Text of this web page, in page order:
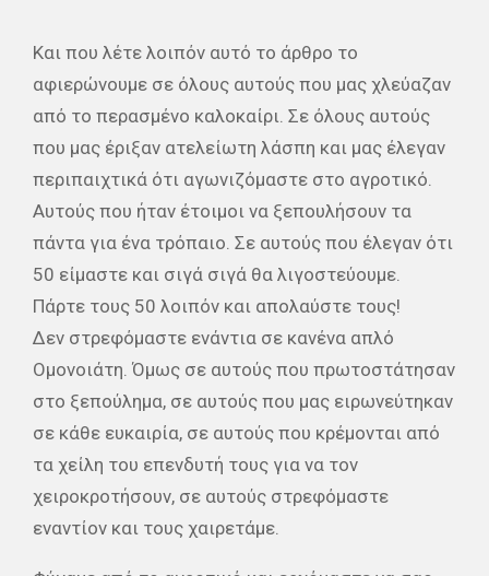
Και που λέτε λοιπόν αυτό το άρθρο το
αφιερώνουμε σε όλους αυτούς που μας χλεύαζαν
από το περασμένο καλοκαίρι. Σε όλους αυτούς
που μας έριξαν ατελείωτη λάσπη και μας έλεγαν
περιπαιχτικά ότι αγωνιζόμαστε στο αγροτικό.
Αυτούς που ήταν έτοιμοι να ξεπουλήσουν τα
πάντα για ένα τρόπαιο. Σε αυτούς που έλεγαν ότι
50 είμαστε και σιγά σιγά θα λιγοστεύουμε.
Πάρτε τους 50 λοιπόν και απολαύστε τους!
Δεν στρεφόμαστε ενάντια σε κανένα απλό
Ομονοιάτη. Όμως σε αυτούς που πρωτοστάτησαν
στο ξεπούλημα, σε αυτούς που μας ειρωνεύτηκαν
σε κάθε ευκαιρία, σε αυτούς που κρέμονται από
τα χείλη του επενδυτή τους για να τον
χειροκροτήσουν, σε αυτούς στρεφόμαστε
εναντίον και τους χαιρετάμε.